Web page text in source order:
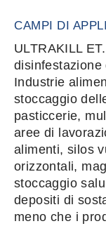
CAMPI DI
ULTRAKILL
disinfestazione
Industrie
stoccaggio
pasticcerie,
aree di
alimenti, silos
orizzontali,
stoccaggio
depositi di
meno che i